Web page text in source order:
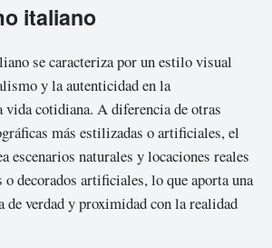
italiano
se caracteriza por un estilo visual
y la autenticidad en la
vida cotidiana. A diferencia de otras
más estilizadas o artificiales, el
escenarios naturales y locaciones reales
o decorados artificiales, lo que aporta una
de verdad y proximidad con la realidad